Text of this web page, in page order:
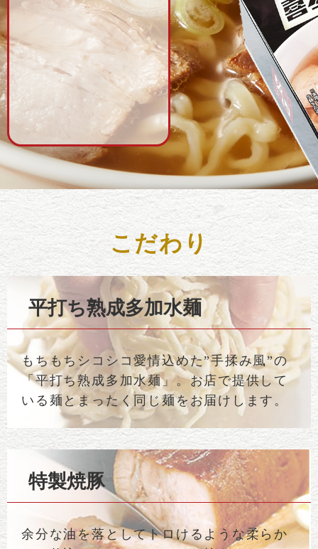
こだわり
平打ち熟成多加水麺
もちもちシコシコ愛情込めた”手揉み風”の
「平打ち熟成多加水麺」。お店で提供して
いる麺とまったく同じ麺をお届けします。
特製焼豚
余分な油を落としてトロけるような柔らか